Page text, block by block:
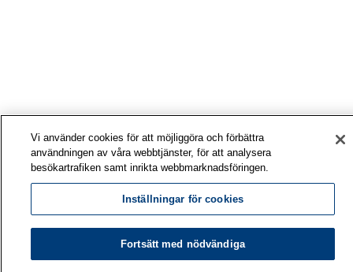
Vi använder cookies för att möjliggöra och förbättra
användningen av våra webbtjänster, för att analysera
besökartrafiken samt inrikta webbmarknadsföringen.
Inställningar för cookies
Fortsätt med nödvändiga